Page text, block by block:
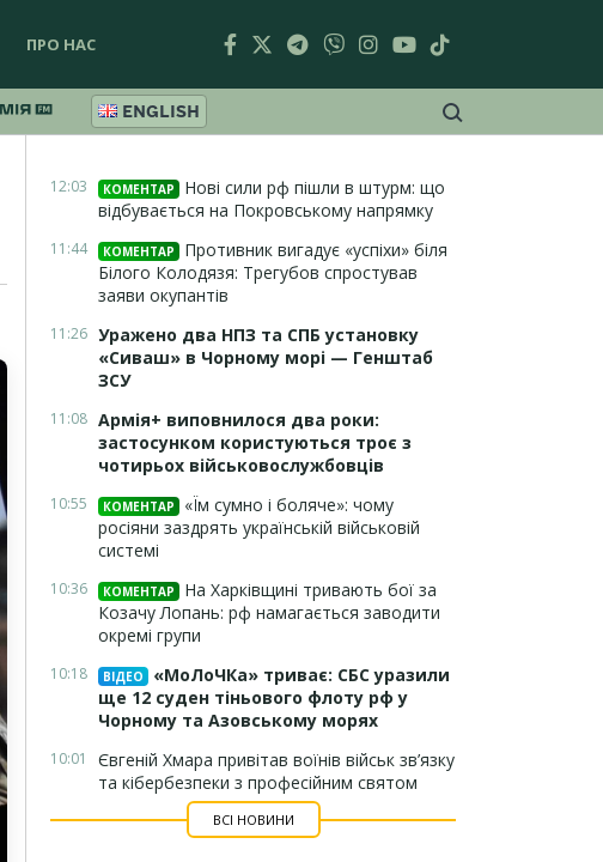
ПРО НАС
ENGLISH
12:03 КОМЕНТАР
Нові сили рф пішли в штурм: що
відбувається на Покровському напрямку
11:44 КОМЕНТАР
Противник вигадує «успіхи» біля
Білого Колодязя: Трегубов спростував
заяви окупантів
11:26 Уражено два НПЗ та СПБ установку
«Сиваш» в Чорному морі — Генштаб
ЗСУ
11:08 Армія+ виповнилося два роки:
застосунком користуються троє з
чотирьох військовослужбовців
10:55 КОМЕНТАР
«Їм сумно і боляче»: чому
росіяни заздрять українській військовій
системі
10:36 КОМЕНТАР
На Харківщині тривають бої за
Козачу Лопань: рф намагається заводити
окремі групи
10:18 ВІДЕО
«МоЛоЧКа» триває: СБС уразили
ще 12 суден тіньового флоту рф у
Чорному та Азовському морях
10:01
Євгеній Хмара привітав воїнів військ зв’язку
та кібербезпеки з професійним святом
ВСІ НОВИНИ